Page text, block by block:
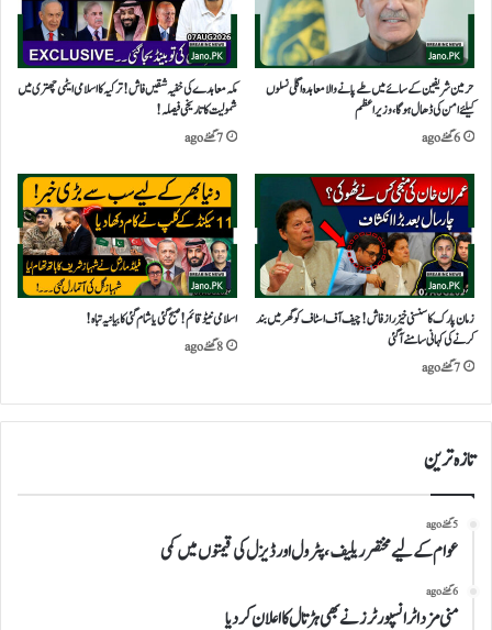
حرمین شریفین کے سائے میں طے پانے والا معاہدہ اگلی نسلوں
کیلئے امن کی ڈھال ہوگا،وزیراعظم
6 گھنٹے ago
مکہ معاہدے کی خفیہ شقیں فاش!ترکیہ کا اسلامی ایٹمی چھتری میں
شمولیت کا تاریخی فیصلہ!
7 گھنٹے ago
زمان پارک کا سنسنی خیز راز فاش!چیف آف اسٹاف کو گھر میں بند
کرنے کی کہانی سامنے آ گئی
7 گھنٹے ago
اسلامی نیٹو قائم!صبح گئی یاشام گئی کا بیانیہ تباہ!
8 گھنٹے ago
تازہ ترین
5 گھنٹے ago
عوام کے لیے مختصر ریلیف، پٹرول اور ڈیزل کی قیمتوں میں کمی
6 گھنٹے ago
منی مزداٹرانسپورٹرز نے بھی ہڑتال کااعلان کردیا